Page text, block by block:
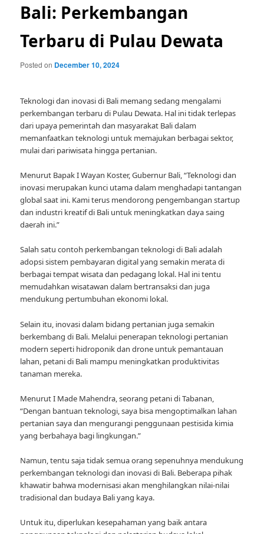
Bali: Perkembangan
Terbaru di Pulau Dewata
Posted on December 10, 2024
Teknologi dan inovasi di Bali memang sedang mengalami
perkembangan terbaru di Pulau Dewata. Hal ini tidak terlepas
dari upaya pemerintah dan masyarakat Bali dalam
memanfaatkan teknologi untuk memajukan berbagai sektor,
mulai dari pariwisata hingga pertanian.
Menurut Bapak I Wayan Koster, Gubernur Bali, “Teknologi dan
inovasi merupakan kunci utama dalam menghadapi tantangan
global saat ini. Kami terus mendorong pengembangan startup
dan industri kreatif di Bali untuk meningkatkan daya saing
daerah ini.”
Salah satu contoh perkembangan teknologi di Bali adalah
adopsi sistem pembayaran digital yang semakin merata di
berbagai tempat wisata dan pedagang lokal. Hal ini tentu
memudahkan wisatawan dalam bertransaksi dan juga
mendukung pertumbuhan ekonomi lokal.
Selain itu, inovasi dalam bidang pertanian juga semakin
berkembang di Bali. Melalui penerapan teknologi pertanian
modern seperti hidroponik dan drone untuk pemantauan
lahan, petani di Bali mampu meningkatkan produktivitas
tanaman mereka.
Menurut I Made Mahendra, seorang petani di Tabanan,
“Dengan bantuan teknologi, saya bisa mengoptimalkan lahan
pertanian saya dan mengurangi penggunaan pestisida kimia
yang berbahaya bagi lingkungan.”
Namun, tentu saja tidak semua orang sepenuhnya mendukung
perkembangan teknologi dan inovasi di Bali. Beberapa pihak
khawatir bahwa modernisasi akan menghilangkan nilai-nilai
tradisional dan budaya Bali yang kaya.
Untuk itu, diperlukan kesepahaman yang baik antara